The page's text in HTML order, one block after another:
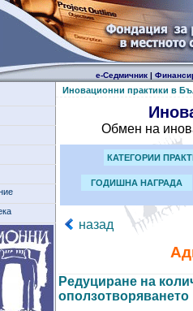
е-Седмичник|
Иновационни практики в
Обмен на
КАТЕГОРИИ
ГОДИШНА НАГРАДА
назад
Редуциране на